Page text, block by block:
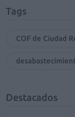
Tags
COF de Ciudad
Destacados